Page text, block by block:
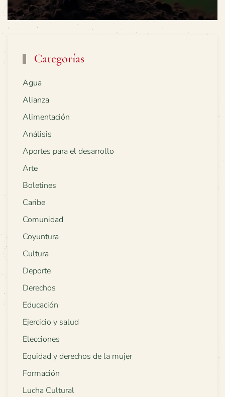
Categorías
Agua
Alianza
Alimentación
Análisis
Aportes para el desarrollo
Arte
Boletines
Caribe
Comunidad
Coyuntura
Cultura
Deporte
Derechos
Educación
Ejercicio y salud
Elecciones
Equidad y derechos de la mujer
Formación
Lucha Cultural